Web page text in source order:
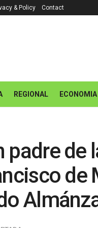
& Policy Contact
REGIONAL ECONOMIA
padre de